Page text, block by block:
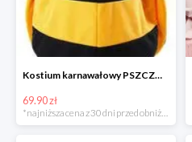
Kostium karnawałowy PSZCZÓŁKA
69.90 zł